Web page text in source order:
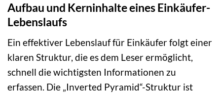
Aufbau und Kerninhalte eines Einkäufer-
Lebenslaufs
Ein effektiver Lebenslauf für Einkäufer folgt einer
klaren Struktur, die es dem Leser ermöglicht,
schnell die wichtigsten Informationen zu
erfassen. Die „Inverted Pyramid“-Struktur ist